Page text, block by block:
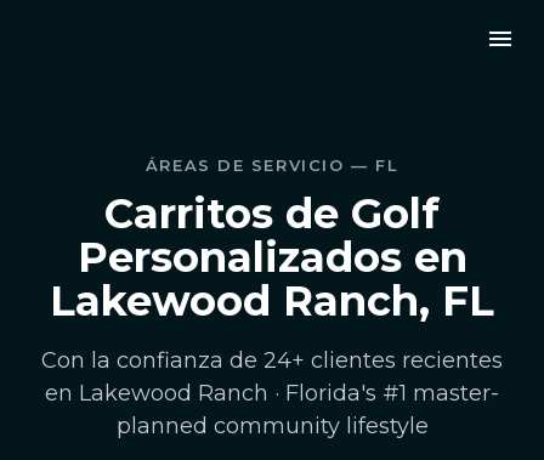
ÁREAS DE SERVICIO — FL
Carritos de Golf
Personalizados en
Lakewood Ranch, FL
Con la confianza de 24+ clientes recientes
en Lakewood Ranch · Florida's #1 master-
planned community lifestyle